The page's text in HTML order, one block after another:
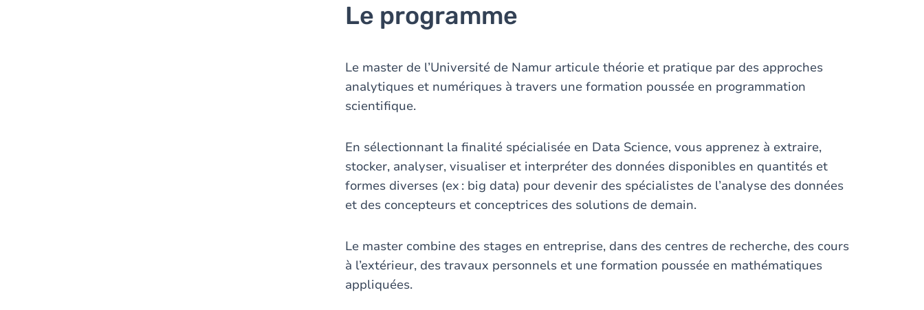
Le programme
Le master de l’Université de Namur articule théorie et pratique par des approches
analytiques et numériques à travers une formation poussée en programmation
scientifique.
En sélectionnant la finalité spécialisée en Data Science, vous apprenez à extraire,
stocker, analyser, visualiser et interpréter des données disponibles en quantités et
formes diverses (ex : big data) pour devenir des spécialistes de l’analyse des données
et des concepteurs et conceptrices des solutions de demain.
Le master combine des stages en entreprise, dans des centres de recherche, des cours
à l’extérieur, des travaux personnels et une formation poussée en mathématiques
appliquées.